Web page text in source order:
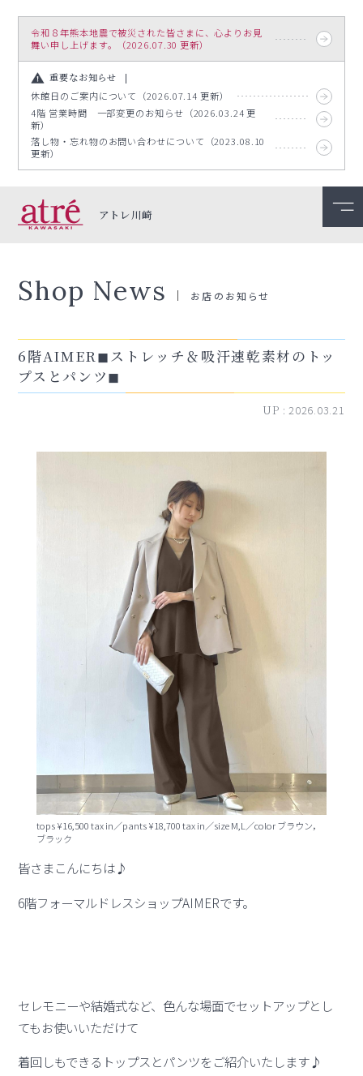
令和８年熊本地震で被災された皆さまに、心よりお見
舞い申し上げます。（2026.07.30 更新）
重要なお知らせ
休館日のご案内について（2026.07.14 更新）
4階 営業時間 一部変更のお知らせ（2026.03.24 更
新）
落し物・忘れ物のお問い合わせについて（2023.08.10
更新）
アトレ川崎
Shop News お店のお知らせ
6階AIMER◼︎ストレッチ＆吸汗速乾素材のトッ
プスとパンツ◼︎
UP :2026.03.21
tops ¥16,500 tax in／pants ¥18,700 tax in／size M,L／color ブラウン，
ブラック
皆さまこんにちは♪
6階フォーマルドレスショップAIMERです。
セレモニーや結婚式など、色んな場面でセットアップとし
てもお使いいただけて
着回しもできるトップスとパンツをご紹介いたします♪